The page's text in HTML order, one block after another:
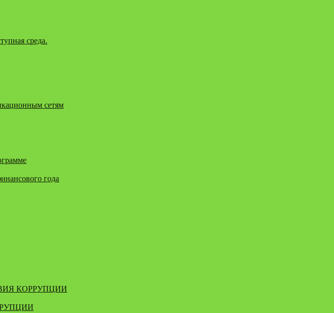
среда.
сетям
года
КОРРУПЦИИ